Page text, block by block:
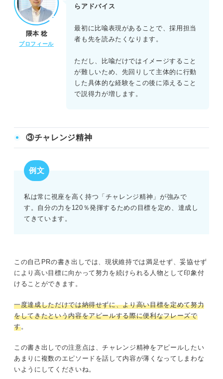
隈本 稔
プロフィール
らアドバイス
最初に比喩表現があることで、採用担当
者も先を読みたくなります。
ただし、比喩だけではイメージすること
が難しいため、先回りして主体的に行動
した具体的な経験をこの後に添えること
で説得力が増します。
③チャレンジ精神
例文
私は常に視座を高く持つ「チャレンジ精神」が強みで
す。自分の力を120％発揮するための目標を定め、達成し
てきています。
この自己PRの書き出しでは、現状維持では満足せず、妥協せず
により高い目標に向かって努力を続けられる人物として印象付
けることができます。
一度達成しただけでは納得せずに、より高い目標を定めて努力
をしてきたという内容をアピールする際に便利なフレーズで
す。
この書き出しでの注意点は、チャレンジ精神をアピールしたい
あまりに複数のエピソードを話して内容が薄くなってしまわな
いようにしてくださいね。